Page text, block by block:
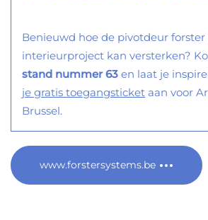
Benieuwd hoe de pivotdeur forster
interieurproject kan versterken?
stand nummer 63 en laat je
je gratis toegangsticket aan voor
Brussel.
www.forstersystems.be